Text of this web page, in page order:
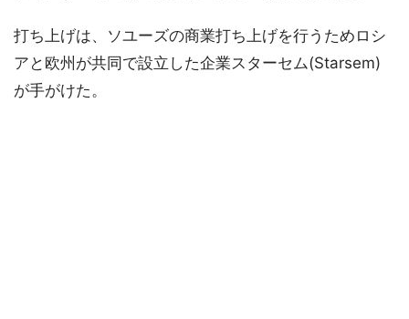
打ち上げは、ソユーズの商業打ち上げを行うためロシ
アと欧州が共同で設立した企業スターセム(Starsem)
が手がけた。